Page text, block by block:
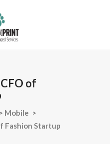
of
> Mobile >
Fashion Startup